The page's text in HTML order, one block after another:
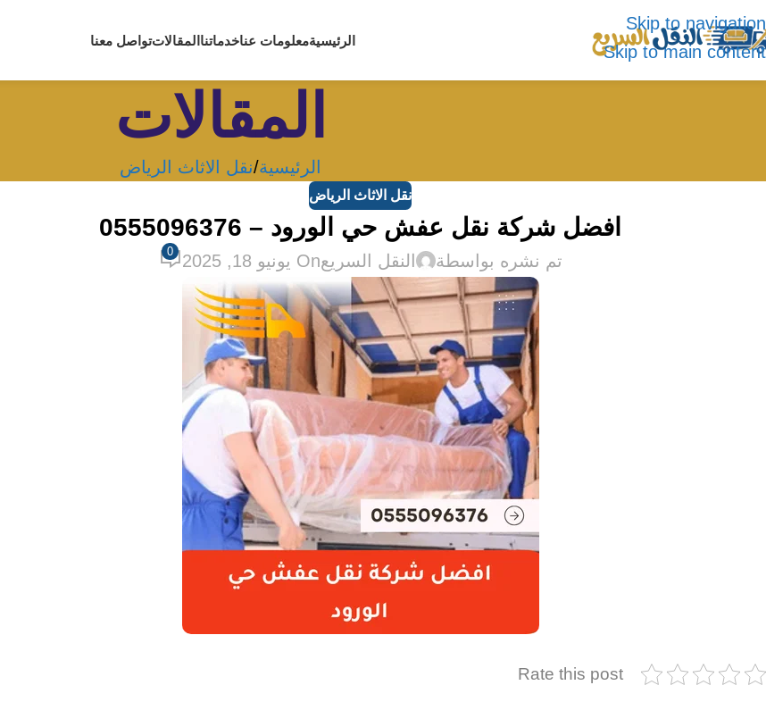
Skip to navigation
Skip to main content
الرئيسيةمعلومات عناخدماتنا المقالاتتواصل معنا
المقالات
الرئيسية نقل الاثاث الرياض
نقل الاثاث الرياض
افضل شركة نقل عفش حي الورود – 0555096376
تم نشره بواسطة النقل السريعOn يونيو 18, 2025 0
Rate this post